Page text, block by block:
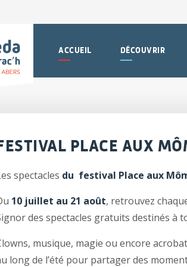
ACCUEIL DÉCOUVRIR
PLACE AUX
spectacles du festival Place aux
10 juillet au 21 août, retrouvez
des spectacles gratuits destinés à
musique, magie ou encore
long de l’été pour partager des